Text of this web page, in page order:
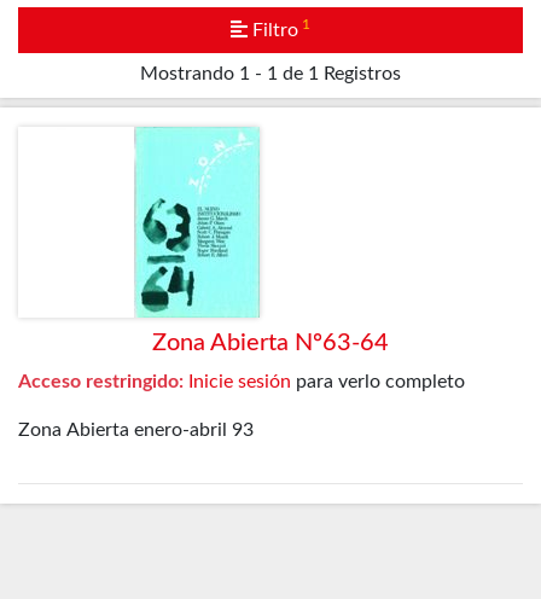
Mostrando 1 - 1 de 1 Registros
Filtro 1
Zona Abierta Nº63-64
Acceso restringido: Inicie sesión para verlo completo
Zona Abierta enero-abril 93